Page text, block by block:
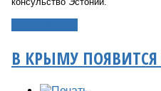
В КРЫМУ ПОЯВИТСЯ